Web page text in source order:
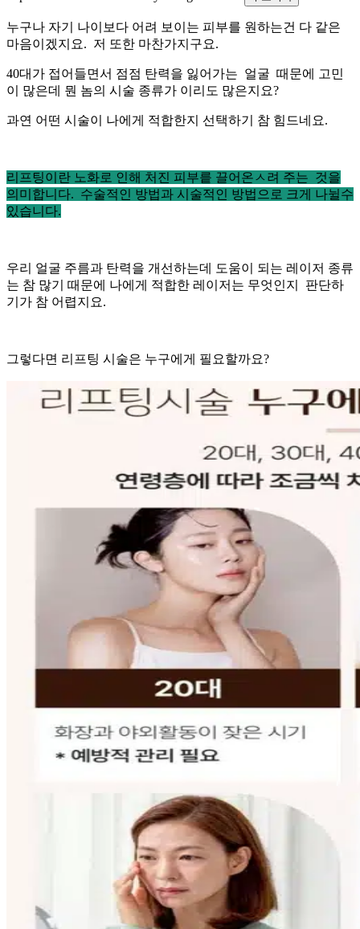
누구나 자기 나이보다 어려 보이는 피부를 원하는건 다 같은
마음이겠지요. 저 또한 마찬가지구요.
40대가 접어들면서 점점 탄력을 잃어가는 얼굴 때문에 고민
이 많은데 뭔 놈의 시술 종류가 이리도 많은지요?
과연 어떤 시술이 나에게 적합한지 선택하기 참 힘드네요.
리프팅이란 노화로 인해 처진 피부릍 끌어온ㅅ려 주는 것을
의미합니다. 수술적인 방법과 시술적인 방법으로 크게 나뉠수
있습니다.
우리 얼굴 주름과 탄력을 개선하는데 도움이 되는 레이저 종류
는 참 많기 때문에 나에게 적합한 레이저는 무엇인지 판단하
기가 참 어렵지요.
그렇다면 리프팅 시술은 누구에게 필요할까요?